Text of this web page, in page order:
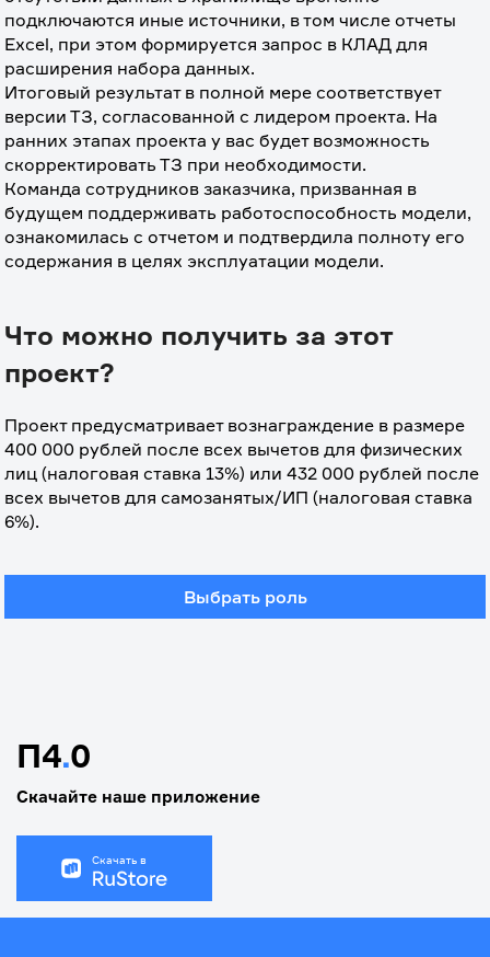
подключаются иные источники, в том числе отчеты
Excel, при этом формируется запрос в КЛАД для
расширения набора данных.
Итоговый результат в полной мере соответствует
версии ТЗ, согласованной с лидером проекта. На
ранних этапах проекта у вас будет возможность
скорректировать ТЗ при необходимости.
Команда сотрудников заказчика, призванная в
будущем поддерживать работоспособность модели,
ознакомилась с отчетом и подтвердила полноту его
содержания в целях эксплуатации модели.
Что можно получить за этот
проект?
Проект предусматривает вознаграждение в размере
400 000 рублей после всех вычетов для физических
лиц (налоговая ставка 13%) или 432 000 рублей после
всех вычетов для самозанятых/ИП (налоговая ставка
6%).
Выбрать роль
П4.0
Скачайте наше приложение
Скачать в